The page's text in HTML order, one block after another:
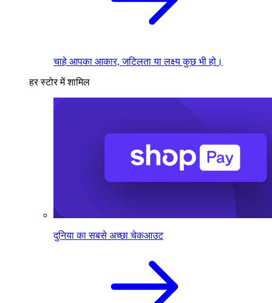
चाहे आपका आकार, जटिलता या लक्ष्य कुछ भी हो।
हर स्टोर में शामिल
दुनिया का सबसे अच्छा चेकआउट